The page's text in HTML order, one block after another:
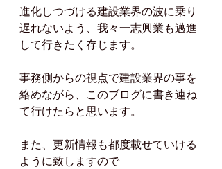
進化しつづける建設業界の波に乗り
遅れないよう、我々一志興業も邁進
して行きたく存じます。
事務側からの視点で建設業界の事を
絡めながら、このブログに書き連ね
て行けたらと思います。
また、更新情報も都度載せていける
ように致しますので